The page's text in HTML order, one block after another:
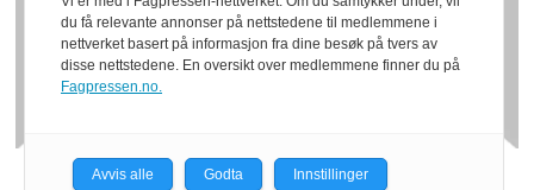
du få relevante annonser på nettstedene til medlemmene i
nettverket basert på informasjon fra dine besøk på tvers av
disse nettstedene. En oversikt over medlemmene finner du på
Fagpressen.no.
Avvis alle Godta Innstillinger